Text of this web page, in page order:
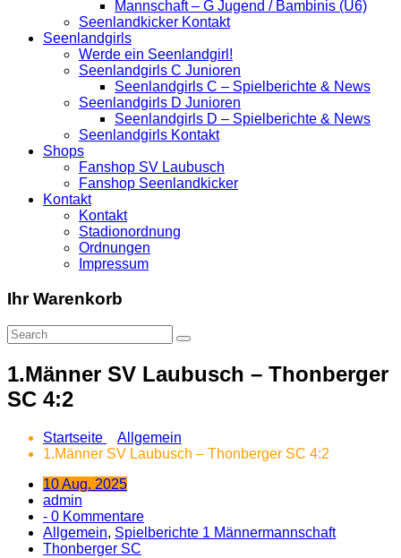
Mannschaft – G Jugend / Bambinis (U6)
Seenlandkicker Kontakt
Seenlandgirls
Werde ein Seenlandgirl!
Seenlandgirls C Junioren
Seenlandgirls C – Spielberichte & News
Seenlandgirls D Junioren
Seenlandgirls D – Spielberichte & News
Seenlandgirls Kontakt
Shops
Fanshop SV Laubusch
Fanshop Seenlandkicker
Kontakt
Kontakt
Stadionordnung
Ordnungen
Impressum
Ihr Warenkorb
1.Männer SV Laubusch – Thonberger
SC 4:2
Startseite
Allgemein
1.Männer SV Laubusch – Thonberger SC 4:2
10 Aug. 2025
admin
- 0 Kommentare
Allgemein, Spielberichte 1 Männermannschaft
Thonberger SC